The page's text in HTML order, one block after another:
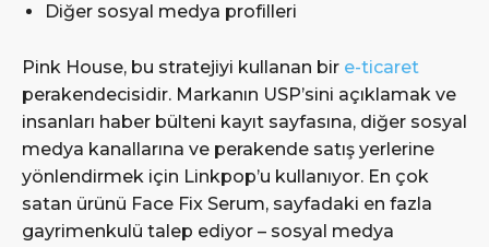
Diğer sosyal medya profilleri
Pink House, bu stratejiyi kullanan bir e-ticaret
perakendecisidir. Markanın USP’sini açıklamak ve
insanları haber bülteni kayıt sayfasına, diğer sosyal
medya kanallarına ve perakende satış yerlerine
yönlendirmek için Linkpop’u kullanıyor. En çok
satan ürünü Face Fix Serum, sayfadaki en fazla
gayrimenkulü talep ediyor – sosyal medya